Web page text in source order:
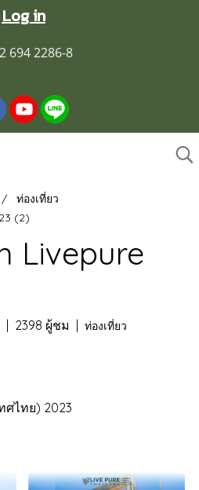
Log in
694 2286-8
ท่องเที่ยว
(2)
Livepure
2398 ผู้ชม ท่องเที่ยว
ศไทย) 2023